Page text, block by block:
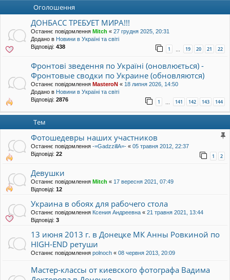
Оголошення
ДОНБАСС ТРЕБУЕТ МИРА!!!
Останнє повідомлення Mitch « 27 грудня 2025, 20:31
Додано в Новини в Україні та світі
Відповіді: 438 1 … 19 20 21 22
Фронтові зведення по Україні (оновлюється) -
Фронтовые сводки по Украине (обновляются)
Останнє повідомлення MasteroN « 18 липня 2026, 14:50
Додано в Новини в Україні та світі
Відповіді: 2876 1 … 141 142 143 144
Тем
Фотошедевры наших участников
Останнє повідомлення -=GadzzillA=- « 05 травня 2012, 22:37
Відповіді: 22 1 2
Девушки
Останнє повідомлення Mitch « 17 вересня 2021, 07:49
Відповіді: 12
Украина в обоях для рабочего стола
Останнє повідомлення Ксения Андреевна « 21 травня 2021, 13:44
Відповіді: 3
13 июня 2013 г. в Донецке МК Анны Ровкиной по
HIGH-END ретуши
Останнє повідомлення polnoch « 08 червня 2013, 20:09
Мастер-классы от киевского фотографа Вадима